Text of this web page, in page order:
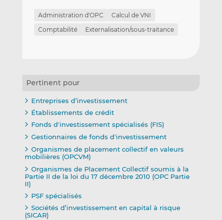
Administration d'OPC
Calcul de VNI
Comptabilité
Externalisation/sous-traitance
Pertinent pour
Entreprises d’investissement
Établissements de crédit
Fonds d'investissement spécialisés (FIS)
Gestionnaires de fonds d'investissement
Organismes de placement collectif en valeurs
mobilières (OPCVM)
Organismes de Placement Collectif soumis à la
Partie II de la loi du 17 décembre 2010 (OPC Partie
II)
PSF spécialisés
Sociétés d’investissement en capital à risque
(SICAR)